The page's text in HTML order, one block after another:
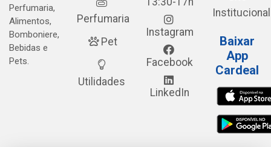
Perfumaria,
Alimentos,
Bomboniere,
Bebidas e
Pets.
Perfumaria
Pet
Utilidades
Instagram
Facebook
LinkedIn
Institucional
Baixar
App
Cardeal